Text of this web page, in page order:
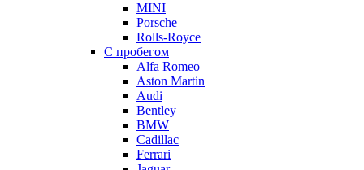
MINI
Porsche
Rolls-Royce
С пробегом
Alfa Romeo
Aston Martin
Audi
Bentley
BMW
Cadillac
Ferrari